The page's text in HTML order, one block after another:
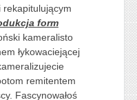
rekapitulującym
form
kameralisto
łykowaciejącej
remitentem
Fascynowałoś